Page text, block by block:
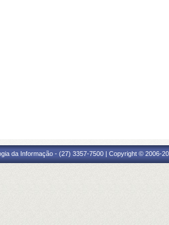
da Informação - (27) 3357-7500 | Copyright © 2006-